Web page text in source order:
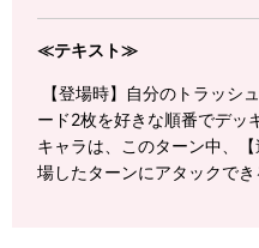
≪テキスト≫
【登場時】自分のトラッシ
ード2枚を好きな順番でデッ
キャラは、このターン中、
場したターンにアタックでき